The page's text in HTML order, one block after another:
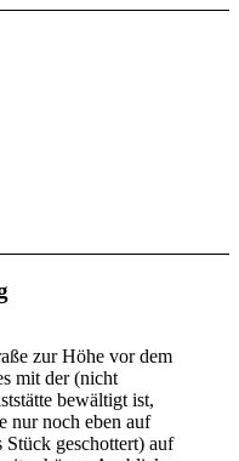
zur Höhe vor dem
mit der (nicht
bewältigt ist,
nur noch eben auf
geschottert) auf